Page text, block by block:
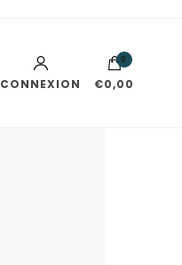
CONNEXION
0
€0,00